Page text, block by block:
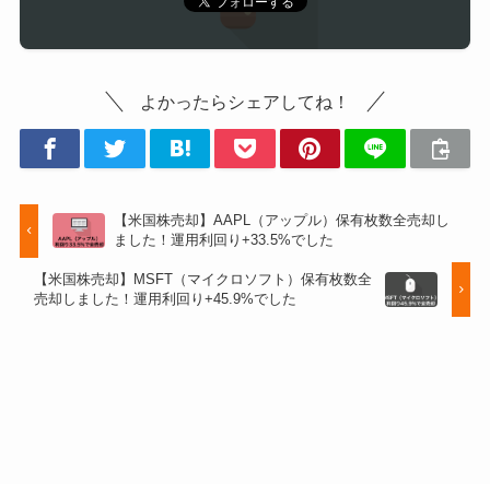
よかったらシェアしてね！
【米国株売却】AAPL（アップル）保有枚数全売却し
ました！運用利回り+33.5%でした
【米国株売却】MSFT（マイクロソフト）保有枚数全
売却しました！運用利回り+45.9%でした